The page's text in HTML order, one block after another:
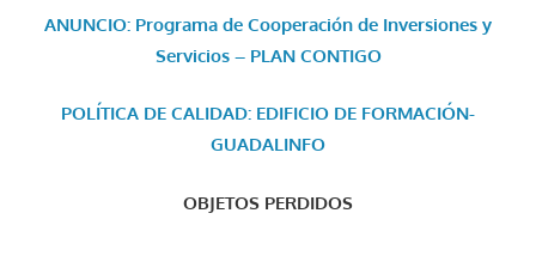
ANUNCIO: Programa de Cooperación de Inversiones y
Servicios – PLAN CONTIGO
POLÍTICA DE CALIDAD: EDIFICIO DE FORMACIÓN-
GUADALINFO
OBJETOS PERDIDOS